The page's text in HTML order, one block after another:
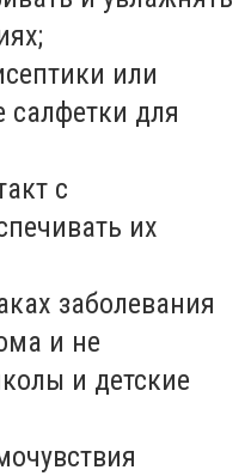
или
для
с
их
заболевания
и не
и детские